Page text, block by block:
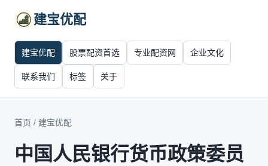
建宝优配
建宝优配 股票配资首选 专业配资网 企业文化
联系我们 标签 关于
首页 / 建宝优配
中国人民银行货币政策委员